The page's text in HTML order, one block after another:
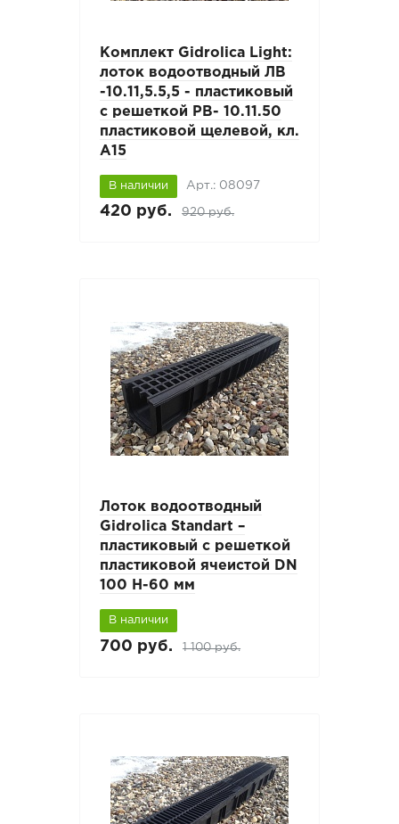
Комплект Gidrolica Light:
лоток водоотводный ЛВ
-10.11,5.5,5 - пластиковый
с решеткой РВ- 10.11.50
пластиковой щелевой, кл.
A15
В наличии Арт.: 08097
420 руб. 920 руб.
Лоток водоотводный
Gidrolica Standart –
пластиковый с решеткой
пластиковой ячеистой DN
100 H-60 мм
В наличии
700 руб. 1 100 руб.